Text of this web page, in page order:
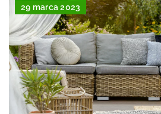
29 marca 2023